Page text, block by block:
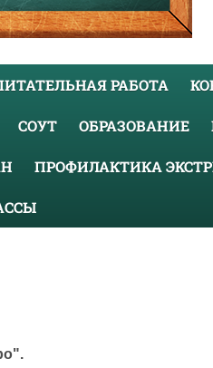
РАБОТА
СОУТ ОБРАЗОВАНИЕ
ПРОФИЛАКТИКА